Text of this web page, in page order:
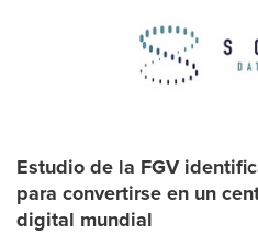
Estudio de la FGV
para convertirse en un
digital mundial